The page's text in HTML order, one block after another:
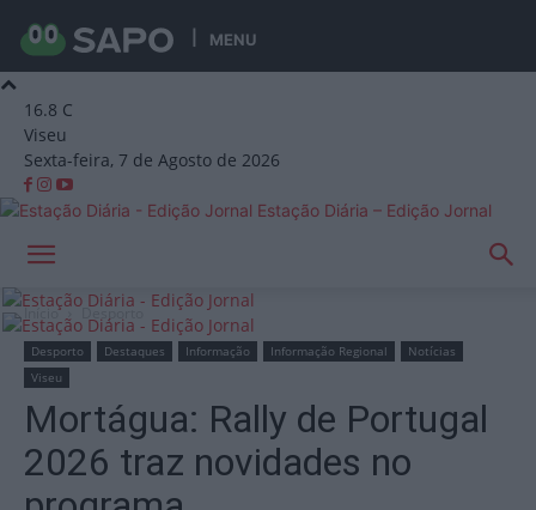
MENU
16.8 C
Viseu
Sexta-feira, 7 de Agosto de 2026
Estação Diária – Edição Jornal
Início Desporto
Desporto Destaques Informação Informação Regional
Notícias
Viseu
Mortágua: Rally de Portugal
2026 traz novidades no